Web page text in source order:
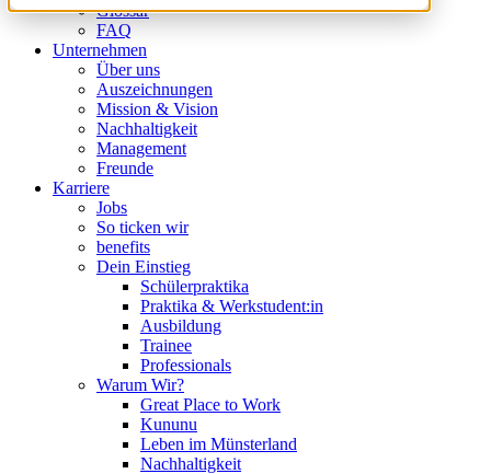
Glossar
FAQ
Unternehmen
Über uns
Auszeichnungen
Mission & Vision
Nachhaltigkeit
Management
Freunde
Karriere
Jobs
So ticken wir
benefits
Dein Einstieg
Schülerpraktika
Praktika & Werkstudent:in
Ausbildung
Trainee
Professionals
Warum Wir?
Great Place to Work
Kununu
Leben im Münsterland
Nachhaltigkeit